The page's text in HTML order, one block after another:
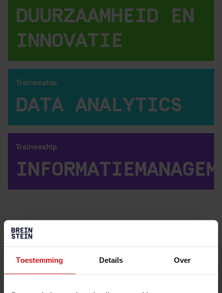
Toestemming Details Over
DUURZAAMHEID EN
INNOVATIE
Traineeship
DATA ANALYTICS
Traineeship
Jouw ingang naar toporganisaties
Top-opleidingsprogramma